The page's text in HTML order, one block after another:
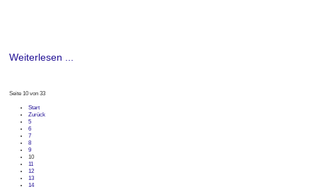
Weiterlesen ...
Seite 10 von 33
Start
Zurück
5
6
7
8
9
10
11
12
13
14